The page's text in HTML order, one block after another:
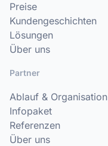
Preise
Kundengeschichten
Lösungen
Über uns
Partner
Ablauf & Organisation
Infopaket
Referenzen
Über uns